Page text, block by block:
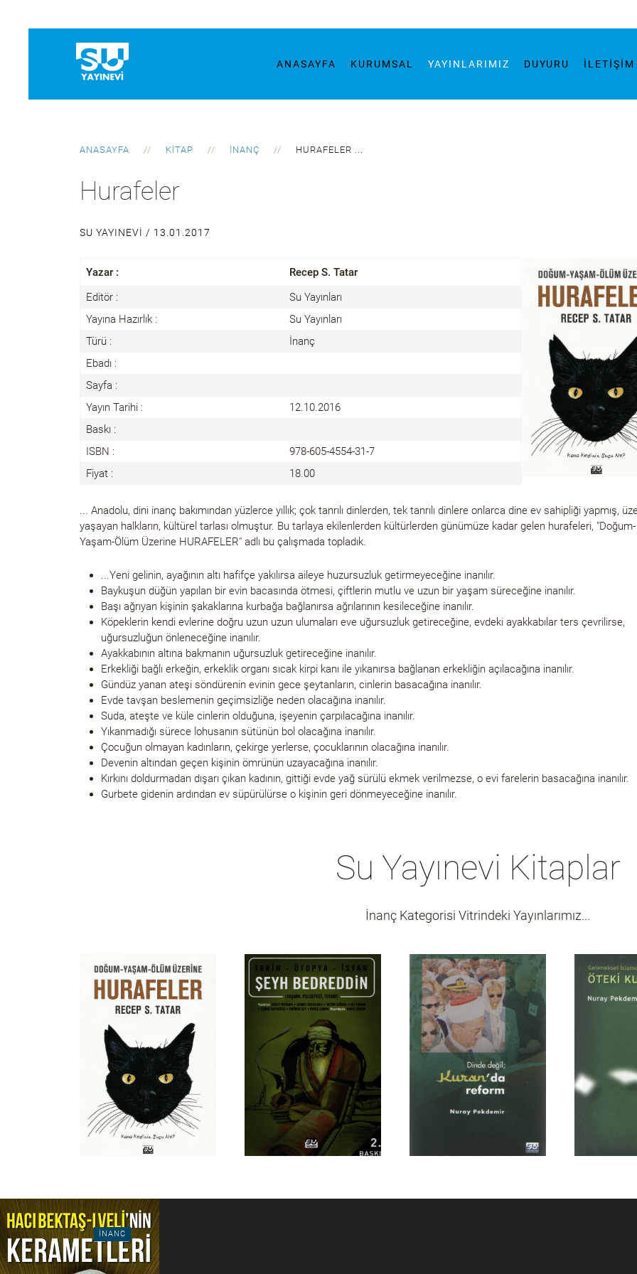
ANASAYFA KURUMSAL YAYINLARIMIZ DUYURU İLETIŞIM
ANASAYFA KITAP İNANÇ HURAFELER ...
Hurafeler
SU YAYINEVI / 13.01.2017
Yazar :
Recep S. Tatar
Editör :
Su Yayınları
Yayına Hazırlık :
Su Yayınları
Türü :
İnanç
Ebadı :
Sayfa :
Yayın Tarihi :
12.10.2016
Baskı :
ISBN :
978-605-4554-31-7
Fiyat :
18.00
... Anadolu, dini inanç bakımından yüzlerce yıllık; çok tanrılı dinlerden, tek tanrılı dinlere onlarca dine ev sahipliği yapmış,
yaşayan halkların, kültürel tarlası olmuştur. Bu tarlaya ekilenlerden kültürlerden günümüze kadar gelen hurafeleri, "Doğum-
Yaşam-Ölüm Üzerine HURAFELER" adlı bu çalışmada topladık.
...Yeni gelinin, ayağının altı hafifçe yakılırsa aileye huzursuzluk getirmeyeceğine inanılır.
Baykuşun düğün yapılan bir evin bacasında ötmesi, çiftlerin mutlu ve uzun bir yaşam süreceğine inanılır.
Başı ağrıyan kişinin şakaklarına kurbağa bağlanırsa ağrılarının kesileceğine inanılır.
Köpeklerin kendi evlerine doğru uzun uzun ulumaları eve uğursuzluk getireceğine, evdeki ayakkabılar ters çevrilirse,
uğursuzluğun önleneceğine inanılır.
Ayakkabının altına bakmanın uğursuzluk getireceğine inanılır.
Erkekliği bağlı erkeğin, erkeklik organı sıcak kirpi kanı ile yıkanırsa bağlanan erkekliğin açılacağına inanılır.
Gündüz yanan ateşi söndürenin evinin gece şeytanların, cinlerin basacağına inanılır.
Evde tavşan beslemenin geçimsizliğe neden olacağına inanılır.
Suda, ateşte ve küle cinlerin olduğuna, işeyenin çarpılacağına inanılır.
Yıkanmadığı sürece lohusanın sütünün bol olacağına inanılır.
Çocuğun olmayan kadınların, çekirge yerlerse, çocuklarının olacağına inanılır.
Devenin altından geçen kişinin ömrünün uzayacağına inanılır.
Kırkını doldurmadan dışarı çıkan kadının, gittiği evde yağ sürülü ekmek verilmezse, o evi farelerin basacağına inanılır.
Gurbete gidenin ardından ev süpürülürse o kişinin geri dönmeyeceğine inanılır.
Su Yayınevi Kitaplar
İnanç Kategorisi Vitrindeki Yayınlarımız...
INANC